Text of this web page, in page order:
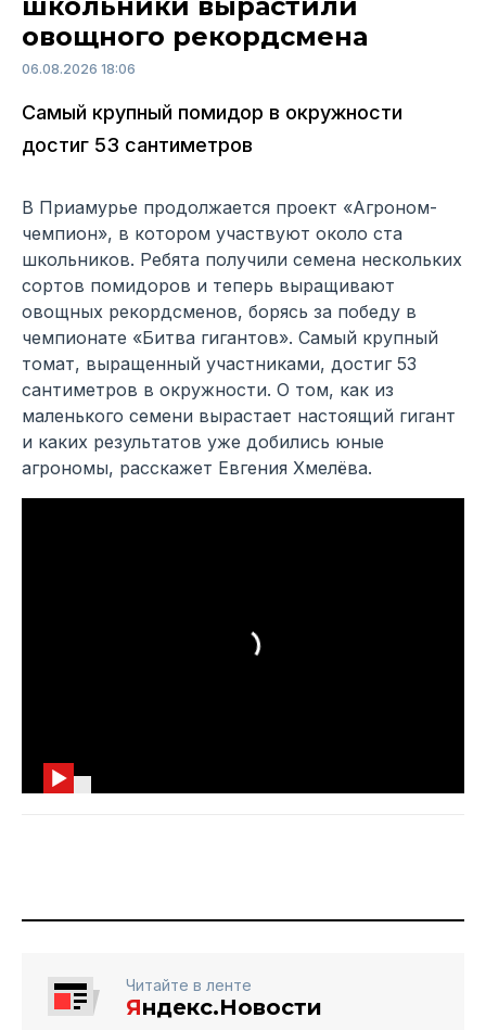
овощного рекордсмена
06.08.2026 18:06
Самый крупный помидор в окружности
достиг 53 сантиметров
В Приамурье продолжается проект «Агроном-
чемпион», в котором участвуют около ста
школьников. Ребята получили семена нескольких
сортов помидоров и теперь выращивают
овощных рекордсменов, борясь за победу в
чемпионате «Битва гигантов». Самый крупный
томат, выращенный участниками, достиг 53
сантиметров в окружности. О том, как из
маленького семени вырастает настоящий гигант
и каких результатов уже добились юные
агрономы, расскажет Евгения Хмелёва.
Читайте в ленте
Яндекс.Новости